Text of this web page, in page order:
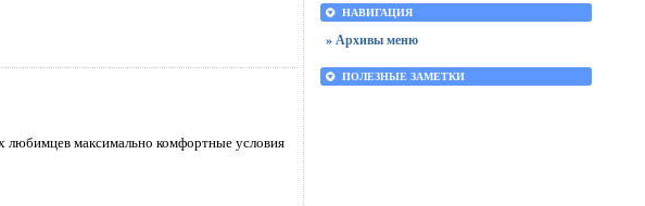
любимцев максимально комфортные условия
НАВИГАЦИЯ
» Архивы меню
ПОЛЕЗНЫЕ ЗАМЕТКИ